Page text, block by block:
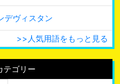
デヴィスタン
>>人気用語をもっと見る
テゴリー